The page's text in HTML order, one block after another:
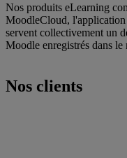
Nos produits eLearning
MoodleCloud,
servent collectivement un
Moodle enregistrés dans le
Nos clients